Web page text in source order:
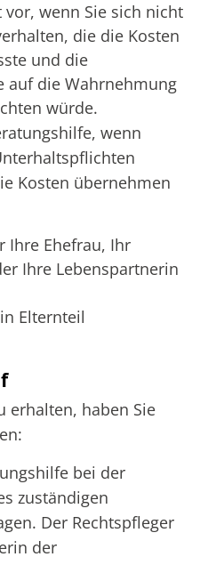
wenn Sie sich nicht
die die Kosten
und die
auf die Wahrnehmung
würde.
wenn
Kosten übernehmen
Ihre Ehefrau, Ihr
Ihre Lebenspartnerin
Elternteil
erhalten, haben Sie
bei der
zuständigen
Der Rechtspfleger
der